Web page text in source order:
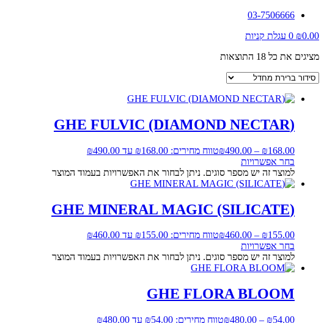
03-7506666
₪0.00
0 עגלת קניות
מציגים את כל ⁦18⁩ התוצאות
(GHE FULVIC (DIAMOND NECTAR
₪168.00
–
₪490.00
טווח מחירים: ⁦₪168.00⁩ עד ⁦₪490.00⁩
בחר אפשרויות
למוצר זה יש מספר סוגים. ניתן לבחור את האפשרויות בעמוד המוצר
(GHE MINERAL MAGIC (SILICATE
₪155.00
–
₪460.00
טווח מחירים: ⁦₪155.00⁩ עד ⁦₪460.00⁩
בחר אפשרויות
למוצר זה יש מספר סוגים. ניתן לבחור את האפשרויות בעמוד המוצר
GHE FLORA BLOOM
₪54.00
–
₪480.00
טווח מחירים: ⁦₪54.00⁩ עד ⁦₪480.00⁩